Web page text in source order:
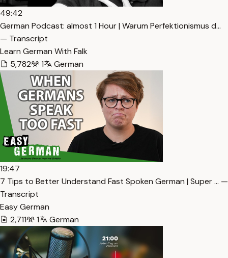
49:42
German Podcast: almost 1 Hour | Warum Perfektionismus d…
— Transcript
Learn German With Falk
5,782
1 German
19:47
7 Tips to Better Understand Fast Spoken German | Super … —
Transcript
Easy German
2,711
1 German